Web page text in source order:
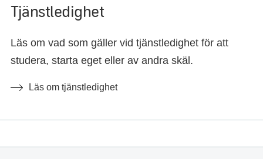
Tjänstledighet
Läs om vad som gäller vid tjänstledighet för att
studera, starta eget eller av andra skäl.
Läs om tjänstledighet